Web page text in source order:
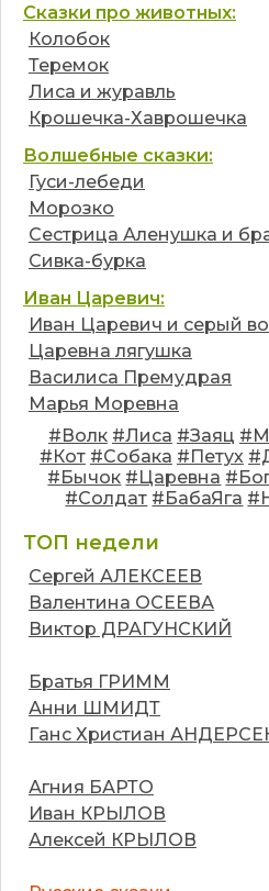
Сказки про животных:
Колобок
Теремок
Лиса и журавль
Крошечка-Хаврошечка
Волшебные сказки:
Гуси-лебеди
Морозко
Сестрица Аленушка и
Сивка-бурка
Иван Царевич:
Иван Царевич и серый
Царевна лягушка
Василиса Премудрая
Марья Моревна
#Волк #Лиса #Заяц
#Кот #Собака #Петух
#Бычок #Царевна
#Солдат #БабаЯга
ТОП недели
Сергей АЛЕКСЕЕВ
Валентина ОСЕЕВА
Виктор ДРАГУНСКИЙ
Братья ГРИММ
Анни ШМИДТ
Ганс Христиан
Агния БАРТО
Иван КРЫЛОВ
Алексей КРЫЛОВ